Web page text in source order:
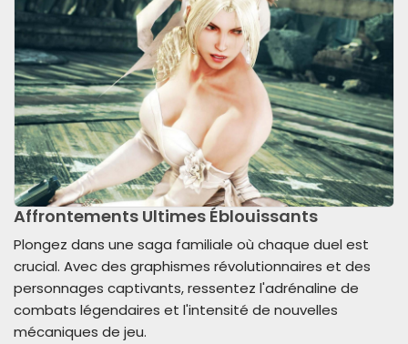
Affrontements Ultimes Éblouissants
Plongez dans une saga familiale où chaque duel est
crucial. Avec des graphismes révolutionnaires et des
personnages captivants, ressentez l'adrénaline de
combats légendaires et l'intensité de nouvelles
mécaniques de jeu.